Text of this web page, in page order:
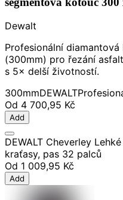
Dewalt
Profesionální diamantová
(300mm) pro řezání
s 5× delší životností.
300mmDEWALT
Od 4 700,95 Kč
Add
DEWALT Cheverley
kraťasy, pas 32 palců
Od 1 009,95 Kč
Add